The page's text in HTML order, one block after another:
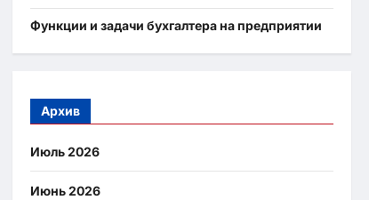
Функции и задачи бухгалтера на предприятии
Архив
Июль 2026
Июнь 2026